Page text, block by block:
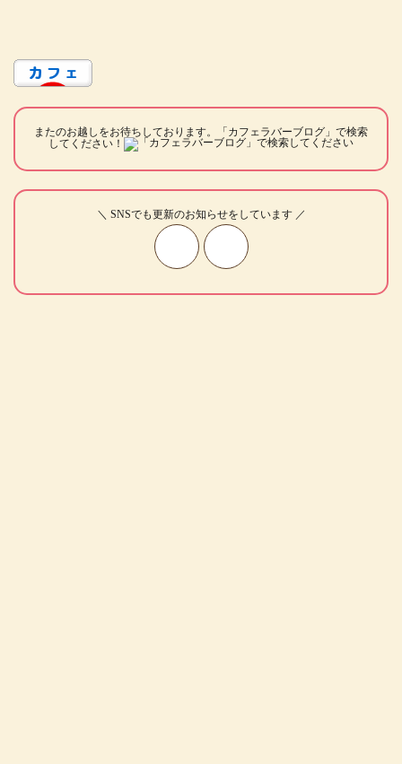
またのお越しをお待ちしております。「カフェラバーブログ」で検索
してください！
＼ SNSでも更新のお知らせをしています ／